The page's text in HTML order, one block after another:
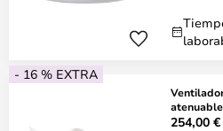
- 16 % EXTRA
254,00 €